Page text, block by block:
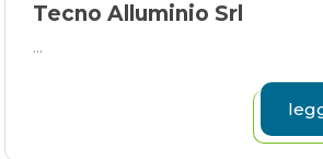
Tecno Alluminio Srl
...